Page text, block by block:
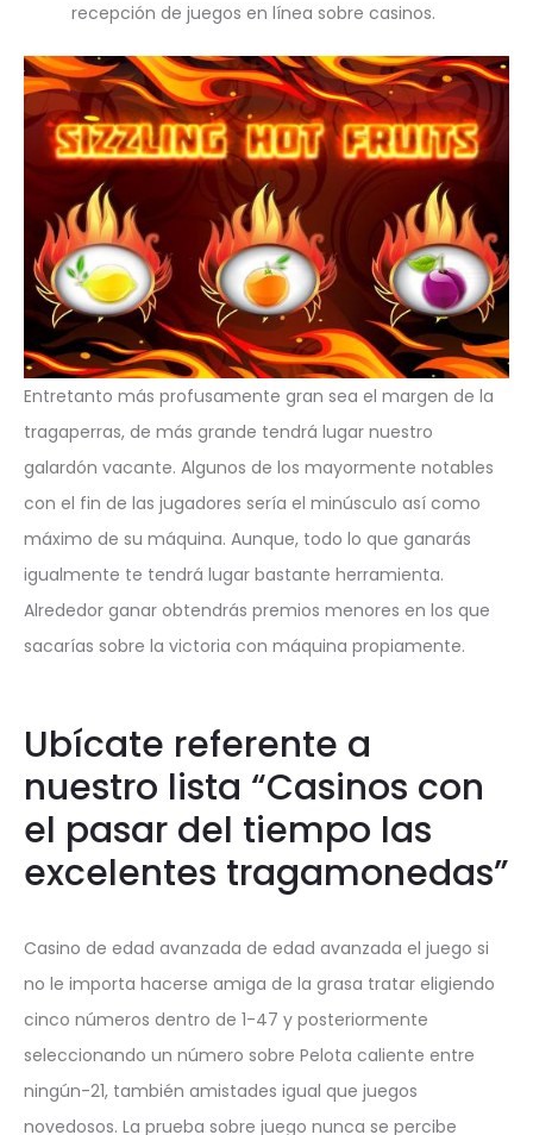
recepción de juegos en línea sobre casinos.
Entretanto más profusamente gran sea el margen de la
tragaperras, de más grande tendrá lugar nuestro
galardón vacante. Algunos de los mayormente notables
con el fin de las jugadores serí­a el minúsculo así­ como
máximo de su máquina. Aunque, todo lo que ganarás
igualmente te tendrá lugar bastante herramienta.
Alrededor ganar obtendrás premios menores en los que
sacarías sobre la victoria con máquina propiamente.
Ubícate referente a
nuestro lista “Casinos con
el pasar del tiempo las
excelentes tragamonedas”
Casino de edad avanzada de edad avanzada el juego si
no le importa hacerse amiga de la grasa tratar eligiendo
cinco números dentro de 1-47 y posteriormente
seleccionando un número sobre Pelota caliente entre
ningún-21, también amistades igual que juegos
novedosos. La prueba sobre juego nunca se percibe